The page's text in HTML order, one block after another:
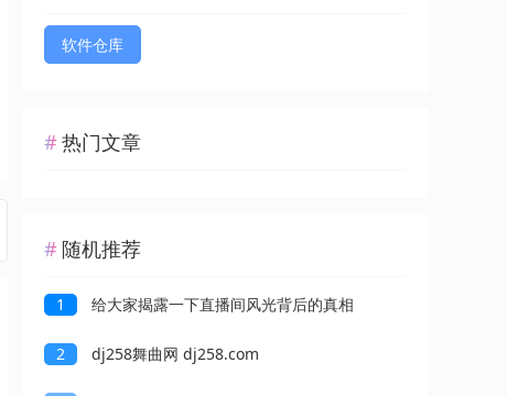
软件仓库
热门文章
随机推荐
1 给大家揭露一下直播间风光背后的真相
2 dj258舞曲网 dj258.com